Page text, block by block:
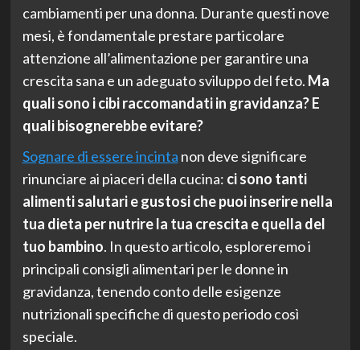
cambiamenti per una donna. Durante questi nove
mesi, è fondamentale prestare particolare
attenzione all’alimentazione per garantire una
crescita sana e un adeguato sviluppo del feto. Ma
quali sono i cibi raccomandati in gravidanza? E
quali bisognerebbe evitare?
Sognare di essere incinta non deve significare
rinunciare ai piaceri della cucina: ci sono tanti
alimenti salutari e gustosi che puoi inserire nella
tua dieta per nutrire la tua crescita e quella del
tuo bambino. In questo articolo, esploreremo i
principali consigli alimentari per le donne in
gravidanza, tenendo conto delle esigenze
nutrizionali specifiche di questo periodo così
speciale.